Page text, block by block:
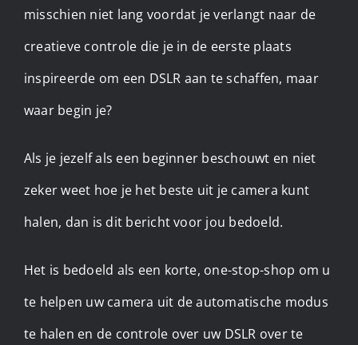
misschien niet lang voordat je verlangt naar de
creatieve controle die je in de eerste plaats
inspireerde om een DSLR aan te schaffen, maar
waar begin je?
Als je jezelf als een beginner beschouwt en niet
zeker weet hoe je het beste uit je camera kunt
halen, dan is dit bericht voor jou bedoeld.
Het is bedoeld als een korte, one-stop-shop om u
te helpen uw camera uit de automatische modus
te halen en de controle over uw DSLR over te